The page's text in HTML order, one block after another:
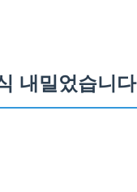
내밀었습니다